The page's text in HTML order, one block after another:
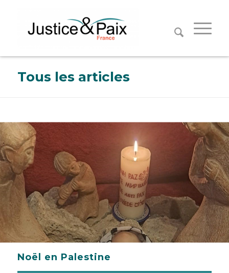
Tous les articles
Noël en Palestine